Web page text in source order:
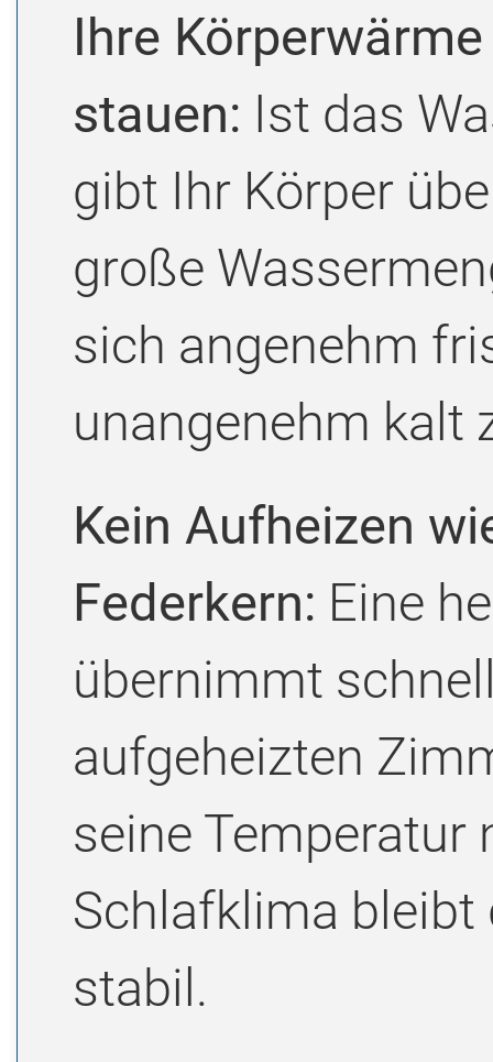
Ihre
stauen: Ist das
gibt Ihr Körper
große
sich angenehm
unangenehm kalt
Kein Aufheizen
Federkern: Eine
übernimmt
aufgeheizten
seine Temperatur
Schlafklima bleibt
stabil.